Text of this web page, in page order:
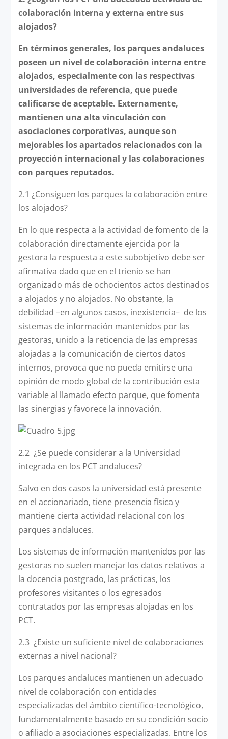
colaboración interna y externa entre sus
alojados?
En términos generales, los parques andaluces
poseen un nivel de colaboración interna entre
alojados, especialmente con las respectivas
universidades de referencia, que puede
calificarse de aceptable. Externamente,
mantienen una alta vinculación con
asociaciones corporativas, aunque son
mejorables los apartados relacionados con la
proyección internacional y las colaboraciones
con parques reputados.
2.1 ¿Consiguen los parques la colaboración entre
los alojados?
En lo que respecta a la actividad de fomento de la
colaboración directamente ejercida por la
gestora la respuesta a este subobjetivo debe ser
afirmativa dado que en el trienio se han
organizado más de ochocientos actos destinados
a alojados y no alojados. No obstante, la
debilidad –en algunos casos, inexistencia– de los
sistemas de información mantenidos por las
gestoras, unido a la reticencia de las empresas
alojadas a la comunicación de ciertos datos
internos, provoca que no pueda emitirse una
opinión de modo global de la contribución esta
variable al llamado efecto parque, que fomenta
las sinergias y favorece la innovación.
2.2 ¿Se puede considerar a la Universidad
integrada en los PCT andaluces?
Salvo en dos casos la universidad está presente
en el accionariado, tiene presencia física y
mantiene cierta actividad relacional con los
parques andaluces.
Los sistemas de información mantenidos por las
gestoras no suelen manejar los datos relativos a
la docencia postgrado, las prácticas, los
profesores visitantes o los egresados
contratados por las empresas alojadas en los
PCT.
2.3 ¿Existe un suficiente nivel de colaboraciones
externas a nivel nacional?
Los parques andaluces mantienen un adecuado
nivel de colaboración con entidades
especializadas del ámbito científico-tecnológico,
fundamentalmente basado en su condición socio
o afiliado a asociaciones especializadas. Entre los